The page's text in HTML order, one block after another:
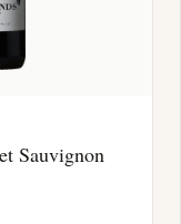
Sauvignon